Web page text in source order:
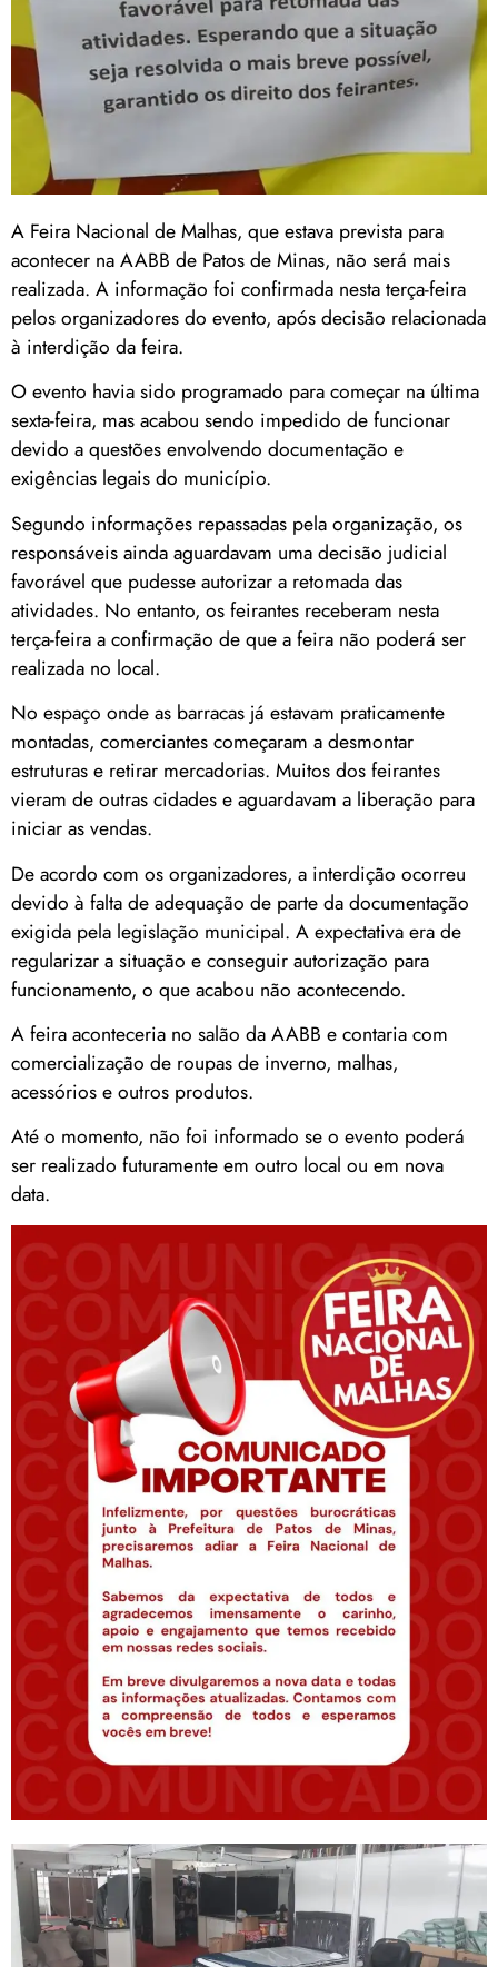
A Feira Nacional de Malhas, que estava prevista para
acontecer na AABB de Patos de Minas, não será mais
realizada. A informação foi confirmada nesta terça-feira
pelos organizadores do evento, após decisão relacionada
à interdição da feira.
O evento havia sido programado para começar na última
sexta-feira, mas acabou sendo impedido de funcionar
devido a questões envolvendo documentação e
exigências legais do município.
Segundo informações repassadas pela organização, os
responsáveis ainda aguardavam uma decisão judicial
favorável que pudesse autorizar a retomada das
atividades. No entanto, os feirantes receberam nesta
terça-feira a confirmação de que a feira não poderá ser
realizada no local.
No espaço onde as barracas já estavam praticamente
montadas, comerciantes começaram a desmontar
estruturas e retirar mercadorias. Muitos dos feirantes
vieram de outras cidades e aguardavam a liberação para
iniciar as vendas.
De acordo com os organizadores, a interdição ocorreu
devido à falta de adequação de parte da documentação
exigida pela legislação municipal. A expectativa era de
regularizar a situação e conseguir autorização para
funcionamento, o que acabou não acontecendo.
A feira aconteceria no salão da AABB e contaria com
comercialização de roupas de inverno, malhas,
acessórios e outros produtos.
Até o momento, não foi informado se o evento poderá
ser realizado futuramente em outro local ou em nova
data.